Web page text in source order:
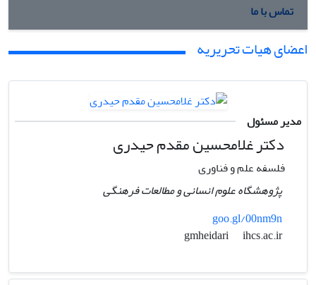
تماس با ما
اعضای هیات تحریریه
مدیر مسئول
دکتر غلامحسین مقدم حیدری
فلسفه علم و فناوری
پژوهشگاه علوم انسانی و مطالعات فرهنگی
goo.gl/00nm9n
gmheidari
ihcs.ac.ir